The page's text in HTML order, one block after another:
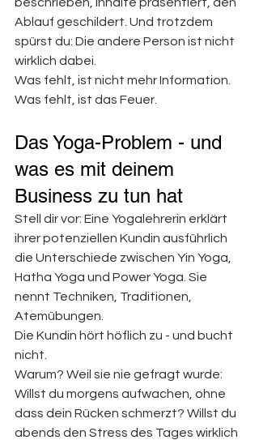
Ablauf geschildert. Und trotzdem
spürst du: Die andere Person ist nicht
wirklich dabei.
Was fehlt, ist nicht mehr Information.
Was fehlt, ist das Feuer.
Das Yoga-Problem - und
was es mit deinem
Business zu tun hat
Stell dir vor: Eine Yogalehrerin erklärt
ihrer potenziellen Kundin ausführlich
die Unterschiede zwischen Yin Yoga,
Hatha Yoga und Power Yoga. Sie
nennt Techniken, Traditionen,
Atemübungen.
Die Kundin hört höflich zu - und bucht
nicht.
Warum? Weil sie nie gefragt wurde:
Willst du morgens aufwachen, ohne
dass dein Rücken schmerzt? Willst du
abends den Stress des Tages wirklich